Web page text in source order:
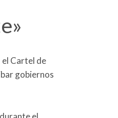
el Cartel de
gobiernos